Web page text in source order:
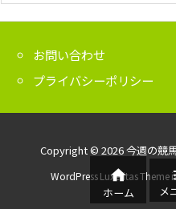
お問い合わせ
プライバシーポリシー
Copyright © 2026今週の競
WordPress Luxeritas Theme

ホーム メ